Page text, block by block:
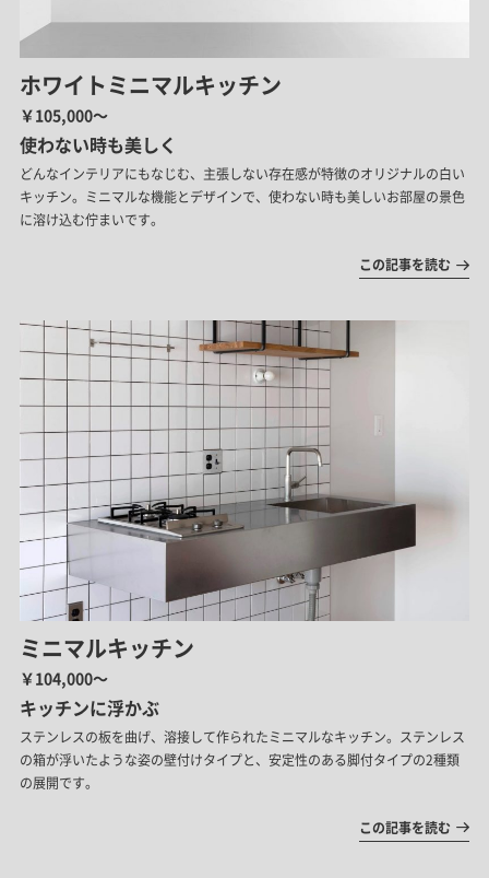
ホワイトミニマルキッチン
￥105,000～
使わない時も美しく
どんなインテリアにもなじむ、主張しない存在感が特徴のオリジナルの白い
キッチン。ミニマルな機能とデザインで、使わない時も美しいお部屋の景色
に溶け込む佇まいです。
この記事を読む
ミニマルキッチン
￥104,000～
キッチンに浮かぶ
ステンレスの板を曲げ、溶接して作られたミニマルなキッチン。ステンレス
の箱が浮いたような姿の壁付けタイプと、安定性のある脚付タイプの2種類
の展開です。
この記事を読む